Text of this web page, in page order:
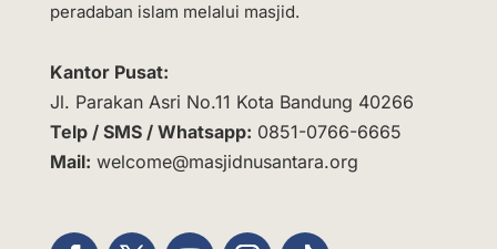
peradaban islam melalui masjid.
Kantor Pusat:
Jl. Parakan Asri No.11 Kota Bandung 40266
Telp / SMS / Whatsapp: 0851-0766-6665
Mail: welcome@masjidnusantara.org